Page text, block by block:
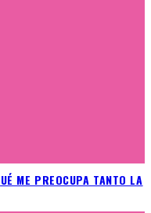
ME PREOCUPA TANTO LA